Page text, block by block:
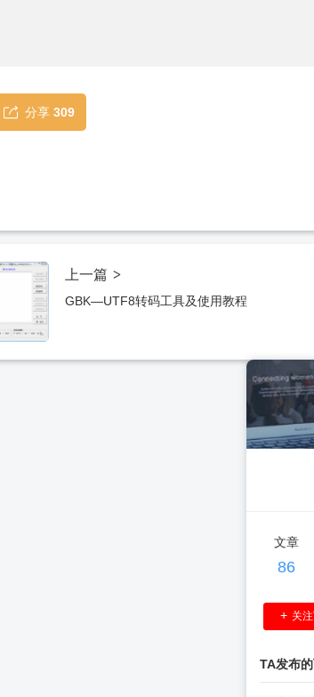
分享 309
上一篇 >
GBK—UTF8转码工具及使用教程
文章
86
+ 关
TA发布